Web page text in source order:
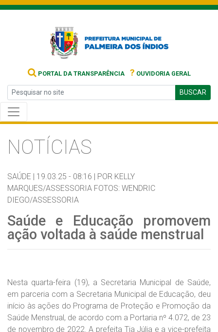
PORTAL DA TRANSPARÊNCIA ? OUVIDORIA GERAL
BUSCAR
NOTÍCIAS
SAÚDE | 19.03.25 - 08:16 | POR KELLY
MARQUES/ASSESSORIA FOTOS: WENDRIC
DIEGO/ASSESSORIA
Saúde e Educação promovem
ação voltada à saúde menstrual
Nesta quarta-feira (19), a Secretaria Municipal de Saúde,
em parceria com a Secretaria Municipal de Educação, deu
início às ações do Programa de Proteção e Promoção da
Saúde Menstrual, de acordo com a Portaria nº 4.072, de 23
de novembro de 2022. A prefeita Tia Júlia e a vice-prefeita